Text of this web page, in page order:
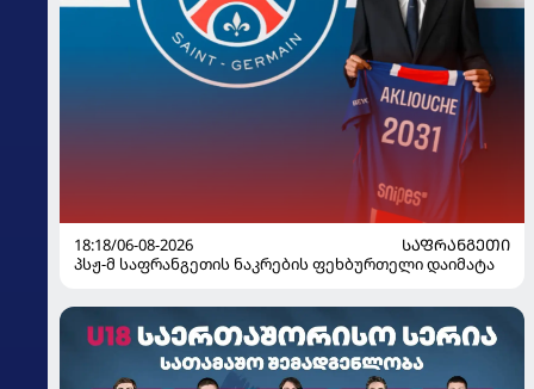
18:18/06-08-2026
ᲡᲐᲤᲠᲐᲜᲒᲔᲗᲘ
პსჟ-მ საფრანგეთის ნაკრების ფეხბურთელი დაიმატა